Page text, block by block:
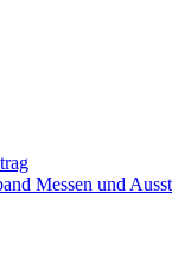
Messen und